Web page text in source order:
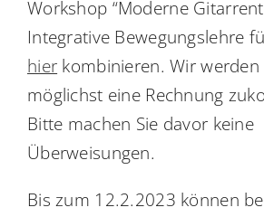
Workshop “Moderne
Integrative Bewegungslehre
hier kombinieren. Wir
möglichst eine Rechnung
Bitte machen Sie davor keine
Überweisungen.
Bis zum 12.2.2023 können